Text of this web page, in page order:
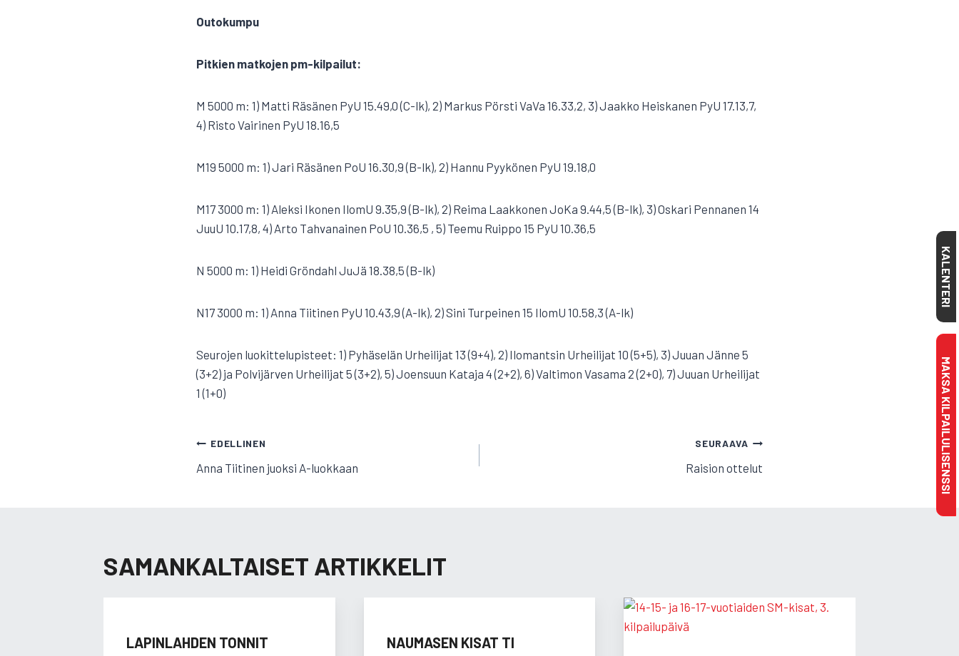
Outokumpu
Pitkien matkojen pm-kilpailut:
M 5000 m: 1) Matti Räsänen PyU 15.49,0 (C-lk), 2) Markus Pörsti VaVa 16.33,2, 3) Jaakko Heiskanen PyU 17.13,7,
4) Risto Vairinen PyU 18.16,5
M19 5000 m: 1) Jari Räsänen PoU 16.30,9 (B-lk), 2) Hannu Pyykönen PyU 19.18,0
M17 3000 m: 1) Aleksi Ikonen IlomU 9.35,9 (B-lk), 2) Reima Laakkonen JoKa 9.44,5 (B-lk), 3) Oskari Pennanen 14
JuuU 10.17,8, 4) Arto Tahvanainen PoU 10.36,5 , 5) Teemu Ruippo 15 PyU 10.36,5
N 5000 m: 1) Heidi Gröndahl JuJä 18.38,5 (B-lk)
N17 3000 m: 1) Anna Tiitinen PyU 10.43,9 (A-lk), 2) Sini Turpeinen 15 IlomU 10.58,3 (A-lk)
Seurojen luokittelupisteet: 1) Pyhäselän Urheilijat 13 (9+4), 2) Ilomantsin Urheilijat 10 (5+5), 3) Juuan Jänne 5
(3+2) ja Polvijärven Urheilijat 5 (3+2), 5) Joensuun Kataja 4 (2+2), 6) Valtimon Vasama 2 (2+0), 7) Juuan Urheilijat
1 (1+0)
ARTIKKELIEN
SELAUS
EDELLINEN
Anna Tiitinen juoksi A-luokkaan
SEURAAVA
Raision ottelut
SAMANKALTAISET ARTIKKELIT
LAPINLAHDEN TONNIT
NAUMASEN KISAT TI
KALENTERI
MAKSA KILPAILULISENSSI